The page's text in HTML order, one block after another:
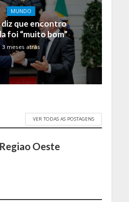
MUNDO
diz que encontro
foi “muito bom”
3 meses atrás
VER TODAS AS POSTAGENS
Oeste